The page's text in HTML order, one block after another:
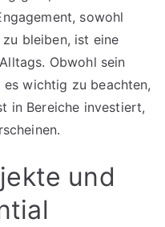
sowohl
bleiben, ist eine
Obwohl sein
wichtig zu beachten,
in Bereiche investiert,
und